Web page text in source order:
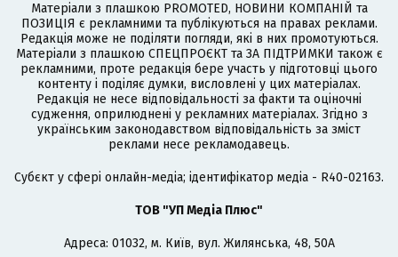
Матеріали з плашкою PROMOTED, НОВИНИ КОМПАНІЙ та
ПОЗИЦІЯ є рекламними та публікуються на правах реклами.
Редакція може не поділяти погляди, які в них промотуються.
Матеріали з плашкою СПЕЦПРОЄКТ та ЗА ПІДТРИМКИ також є
рекламними, проте редакція бере участь у підготовці цього
контенту і поділяє думки, висловлені у цих матеріалах.
Редакція не несе відповідальності за факти та оціночні
судження, оприлюднені у рекламних матеріалах. Згідно з
українським законодавством відповідальність за зміст
реклами несе рекламодавець.
Cубєкт у сфері онлайн-медіа; ідентифікатор медіа - R40-02163.
ТОВ "УП Медіа Плюс"
Адреса: 01032, м. Київ, вул. Жилянська, 48, 50А